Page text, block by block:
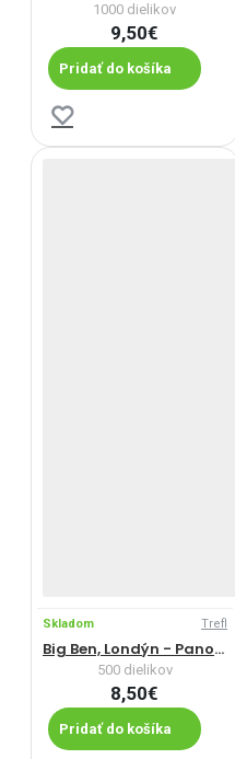
1000 dielikov
9,50€
Pridať do košíka
Skladom Trefl
Big Ben, Londýn - Panoramatické puzzle
500 dielikov
8,50€
Pridať do košíka